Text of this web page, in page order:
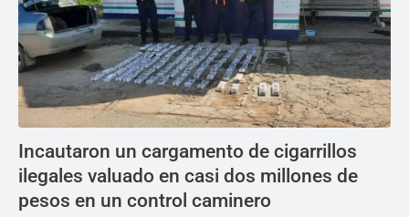
Incautaron un cargamento de cigarrillos
ilegales valuado en casi dos millones de
pesos en un control caminero